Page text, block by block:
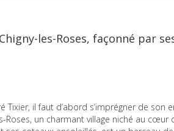
les-Roses, façonné par
il faut d’abord s’imprégner de son
Roses, un charmant village niché au